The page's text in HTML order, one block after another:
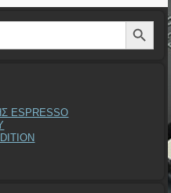
Search Button
ESPRESSO